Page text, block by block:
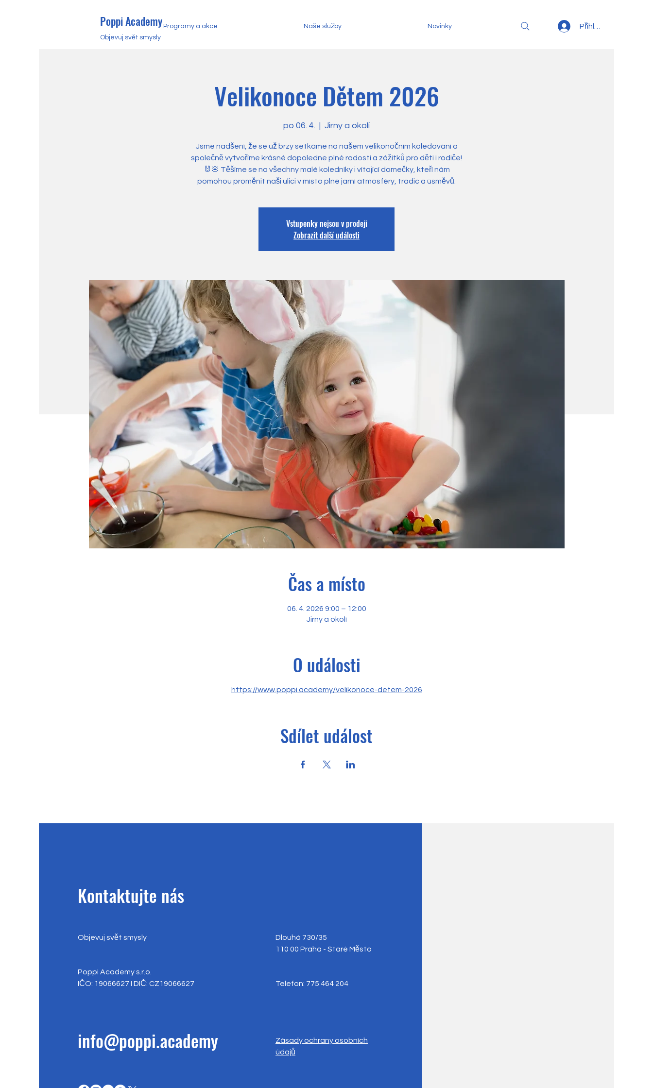
Poppi Academy
Objevuj svět smysly
Programy a akce Naše služby Novinky Přihlásit se
Velikonoce Dětem 2026
po 06. 4.
  |
Jirny a okolí
Jsme nadšení, že se už brzy setkáme na našem velikonočním koledování a
společně vytvoříme krásné dopoledne plné radosti a zážitků pro děti i rodiče!
🐰🌸 Těšíme se na všechny malé koledníky i vítající domečky, kteří nám
pomohou proměnit naši ulici v místo plné jarní atmosféry, tradic a úsměvů.
Vstupenky nejsou v prodeji
Zobrazit další události
Čas a místo
06. 4. 2026 9:00 – 12:00
Jirny a okolí
O události
https://www.poppi.academy/velikonoce-detem-2026
Sdílet událost
Kontaktujte nás
Objevuj svět smysly
Poppi Academy s.r.o.
IČO: 19066627 I DIČ: CZ19066627
info@poppi.academy
Dlouhá 730/35
110 00 Praha - Staré Město
Telefon: 775 464 204
Zásady ochrany osobních
údajů